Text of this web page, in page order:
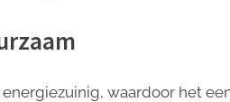
waardoor het